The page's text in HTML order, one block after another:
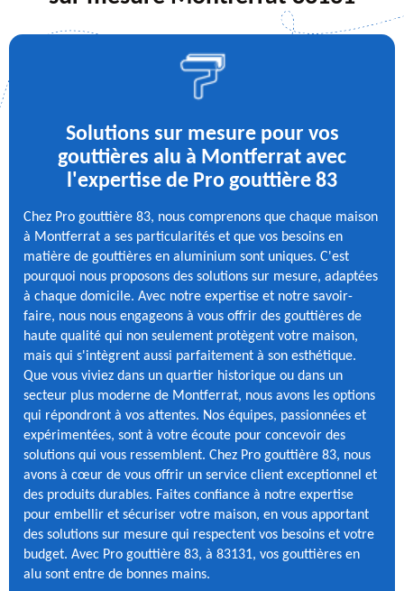
Solutions sur mesure pour vos
gouttières alu à Montferrat avec
l'expertise de Pro gouttière 83
Chez Pro gouttière 83, nous comprenons que chaque maison
à Montferrat a ses particularités et que vos besoins en
matière de gouttières en aluminium sont uniques. C'est
pourquoi nous proposons des solutions sur mesure, adaptées
à chaque domicile. Avec notre expertise et notre savoir-
faire, nous nous engageons à vous offrir des gouttières de
haute qualité qui non seulement protègent votre maison,
mais qui s'intègrent aussi parfaitement à son esthétique.
Que vous viviez dans un quartier historique ou dans un
secteur plus moderne de Montferrat, nous avons les options
qui répondront à vos attentes. Nos équipes, passionnées et
expérimentées, sont à votre écoute pour concevoir des
solutions qui vous ressemblent. Chez Pro gouttière 83, nous
avons à cœur de vous offrir un service client exceptionnel et
des produits durables. Faites confiance à notre expertise
pour embellir et sécuriser votre maison, en vous apportant
des solutions sur mesure qui respectent vos besoins et votre
budget. Avec Pro gouttière 83, à 83131, vos gouttières en
alu sont entre de bonnes mains.